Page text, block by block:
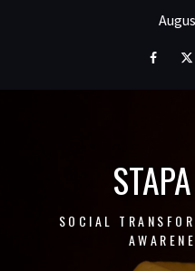
Facebook
SOCIAL